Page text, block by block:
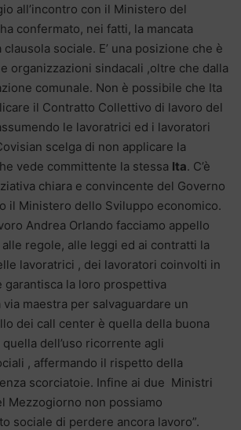
all’incontro con il Ministero del
confermato, nei fatti, la mancata
sociale. E’ una posizione che è
organizzazioni sindacali ,oltre che dalla
comunale. Non è possibile che Ita
il Contratto Collettivo di lavoro del
le lavoratrici ed i lavoratori
scelga di non applicare la
vede committente la stessa Ita. C’è
chiara e convincente del Governo
il Ministero dello Sviluppo economico.
Andrea Orlando facciamo appello
regole, alle leggi ed ai contratti la
lavoratrici , dei lavoratori coinvolti in
garantisca la loro prospettiva
via maestra per salvaguardare un
dei call center è quella della buona
dell’uso ricorrente agli
, affermando il rispetto della
scorciatoie. Infine ai due Ministri
Mezzogiorno non possiamo
sociale di perdere ancora lavoro”.